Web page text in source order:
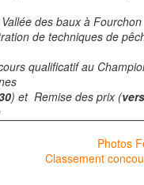
des baux à Fourchon
de techniques de
qualificatif au
) et Remise des prix (
31 mai Photos
Classement